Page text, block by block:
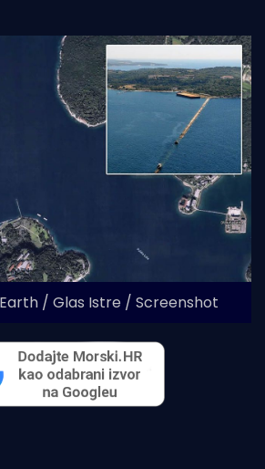
/ Glas Istre / Screenshot